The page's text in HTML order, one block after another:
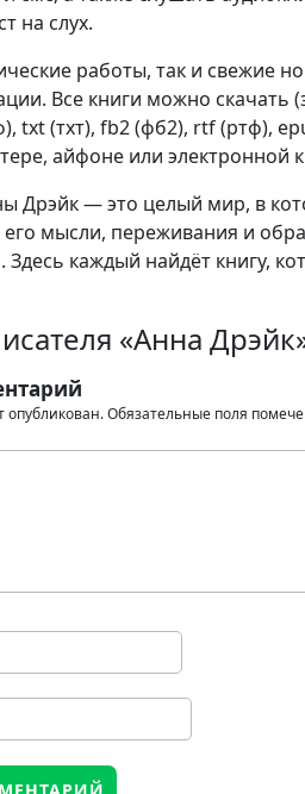
на слух.
работы, так и свежие
Все книги можно скачать
txt (тхт), fb2 (фб2), rtf (ртф),
айфоне или электронной
Дрэйк — это целый мир, в
мысли, переживания и
Здесь каждый найдёт книгу,
«Анна
опубликован.Обязательные поля